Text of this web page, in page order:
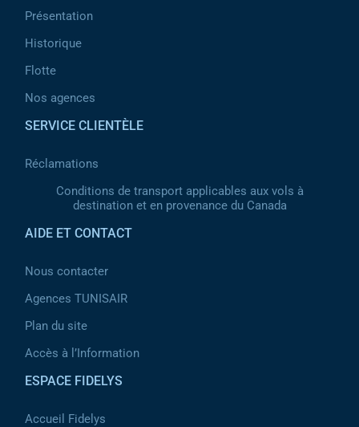
Présentation
Historique
Flotte
Nos agences
SERVICE CLIENTÈLE
Réclamations
Conditions de transport applicables aux vols à
destination et en provenance du Canada
AIDE ET CONTACT
Nous contacter
Agences TUNISAIR
Plan du site
Accès à l’Information
ESPACE FIDELYS
Accueil Fidelys